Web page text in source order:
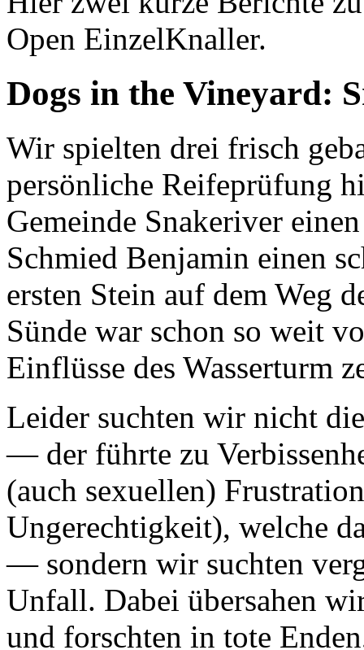
Open EinzelKnaller.
Dogs in the Vineyard:
Wir spielten drei frisch
persönliche Reifeprüfung
Gemeinde Snakeriver
Schmied Benjamin einen
ersten Stein auf dem Weg
Sünde war schon so weit
Einflüsse des Wasserturm
Leider suchten wir nicht
— der führte zu
(auch sexuellen)
Ungerechtigkeit), welche
— sondern wir suchten
Unfall. Dabei übersahen
und forschten in tote